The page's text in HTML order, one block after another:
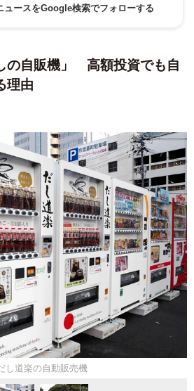
ュースをGoogle検索でフォローする
の自販機」 高額投資でも自
理由
し道楽の自動販売機